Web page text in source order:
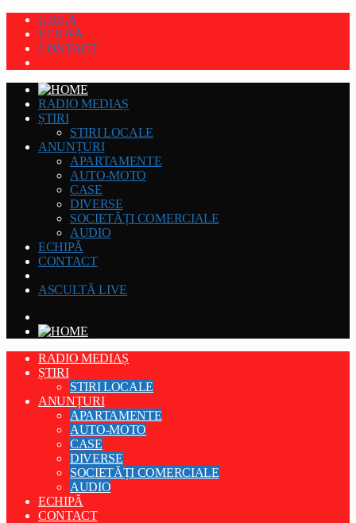
GRILĂ
ECHIPĂ
CONTACT
RADIO MEDIAȘ
ȘTIRI
STIRI LOCALE
ANUNȚURI
APARTAMENTE
AUTO-MOTO
CASE
DIVERSE
SOCIETĂȚI COMERCIALE
AUDIO
ECHIPĂ
CONTACT
ASCULTĂ LIVE
RADIO MEDIAȘ
ȘTIRI
STIRI LOCALE
ANUNȚURI
APARTAMENTE
AUTO-MOTO
CASE
DIVERSE
SOCIETĂȚI COMERCIALE
AUDIO
ECHIPĂ
CONTACT